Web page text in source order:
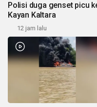
Polisi duga genset picu
Kayan Kaltara
12 jam lalu